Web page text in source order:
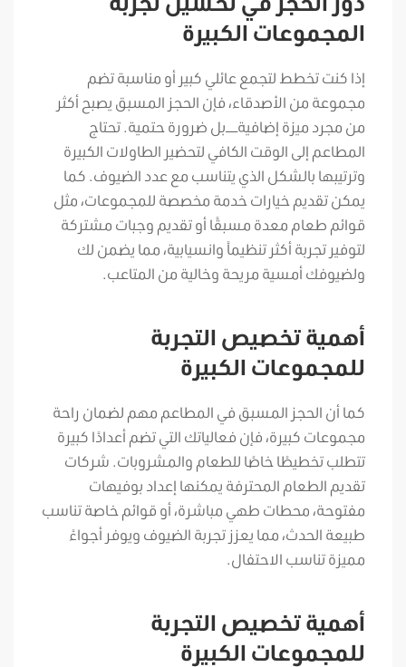
المجموعات الكبيرة
إذا كنت تخطط لتجمع عائلي كبير أو مناسبة تضم
مجموعة من الأصدقاء، فإن الحجز المسبق يصبح أكثر
من مجرد ميزة إضافية—بل ضرورة حتمية. تحتاج
المطاعم إلى الوقت الكافي لتحضير الطاولات الكبيرة
وترتيبها بالشكل الذي يتناسب مع عدد الضيوف. كما
يمكن تقديم خيارات خدمة مخصصة للمجموعات، مثل
قوائم طعام معدة مسبقًا أو تقديم وجبات مشتركة
لتوفير تجربة أكثر تنظيماً وانسيابية، مما يضمن لك
ولضيوفك أمسية مريحة وخالية من المتاعب.
أهمية تخصيص التجربة
للمجموعات الكبيرة
كما أن الحجز المسبق في المطاعم مهم لضمان راحة
مجموعات كبيرة، فإن فعالياتك التي تضم أعدادًا كبيرة
تتطلب تخطيطًا خاصًا للطعام والمشروبات. شركات
تقديم الطعام المحترفة يمكنها إعداد بوفيهات
مفتوحة، محطات طهي مباشرة، أو قوائم خاصة تناسب
طبيعة الحدث، مما يعزز تجربة الضيوف ويوفر أجواءً
مميزة تناسب الاحتفال.
أهمية تخصيص التجربة
للمجموعات الكبيرة